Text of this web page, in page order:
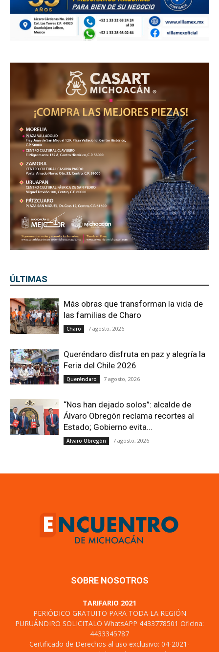
ÚLTIMAS
Más obras que transforman la vida de
las familias de Charo
Charo 7 agosto, 2026
Queréndaro disfruta en paz y alegría la
Feria del Chile 2026
Queréndaro 7 agosto, 2026
“Nos han dejado solos”: alcalde de
Álvaro Obregón reclama recortes al
Estado; Gobierno evita...
Álvaro Obregón 7 agosto, 2026
SOBRE NOSOTROS
TARIFARIO 2021
PERIÓDICO GRATUITO PARA TODA LA REGIÓN
PURUÁNDIRO SOLICITALO WhatsAPP 4433778501 Oficina:
4433345787
Certificado de Derechos al uso exclusivo: 04-2021-